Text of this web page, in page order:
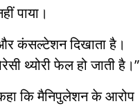
पाया।
कंसल्टेशन दिखाता है।
थ्योरी फेल हो जाती है।”
कहा कि मैनिपुलेशन के आरोप